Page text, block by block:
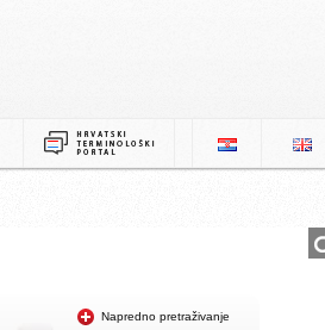
Napredno pretraživanje